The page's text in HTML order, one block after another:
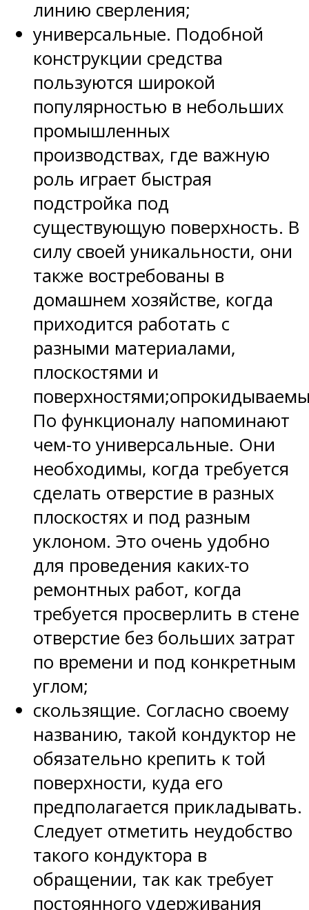
линию сверления;
универсальные. Подобной
конструкции средства
пользуются широкой
популярностью в небольших
промышленных
производствах, где важную
роль играет быстрая
подстройка под
существующую поверхность. В
силу своей уникальности, они
также востребованы в
домашнем хозяйстве, когда
приходится работать с
разными материалами,
плоскостями и
По функционалу напоминают
чем-то универсальные. Они
необходимы, когда требуется
сделать отверстие в разных
плоскостях и под разным
уклоном. Это очень удобно
для проведения каких-то
ремонтных работ, когда
требуется просверлить в стене
отверстие без больших затрат
по времени и под конкретным
углом;
скользящие. Согласно своему
названию, такой кондуктор не
обязательно крепить к той
поверхности, куда его
предполагается прикладывать.
Следует отметить неудобство
такого кондуктора в
обращении, так как требует
постоянного удерживания